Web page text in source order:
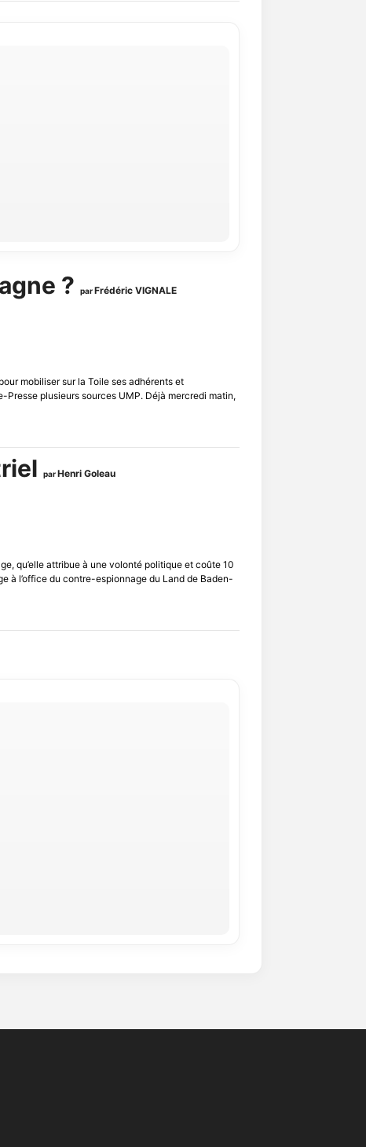
? parFrédéric VIGNALE
mobiliser sur la Toile ses adhérents et
plusieurs sources UMP. Déjà mercredi matin,
parHenri Goleau
qu’elle attribue à une volonté politique et coûte 10
à l’office du contre-espionnage du Land de Baden-